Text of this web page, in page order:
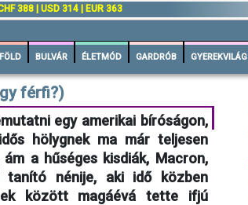
388 | USD 314 | EUR 363
BULVÁR ÉLETMÓD GARDRÓB GYEREKVILÁG
férfi?)
egy amerikai bíróságon,
hölygnek ma már teljesen
a hűséges kisdiák, Macron,
tanító nénije, aki idő közben
között magáévá tette ifjú